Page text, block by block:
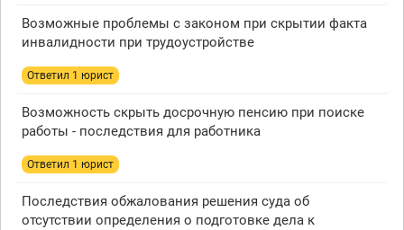
Возможные проблемы с законом при скрытии факта
инвалидности при трудоустройстве
Ответил 1 юрист
Возможность скрыть досрочную пенсию при поиске
работы - последствия для работника
Ответил 1 юрист
Последствия обжалования решения суда об
отсутствии определения о подготовке дела к